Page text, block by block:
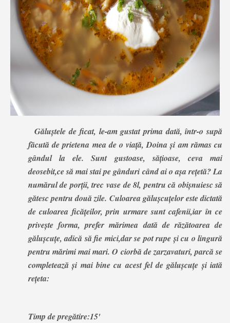
Găluștele de ficat, le-am gustat prima dată, într-o supă
făcută de prietena mea de o viață, Doina și am rămas cu
gândul la ele. Sunt gustoase, sățioase, ceva mai
deosebit,ce să mai stai pe gânduri când ai o așa rețetă? La
numărul de porții, trec vase de 8l, pentru că obișnuiesc să
gătesc pentru două zile. Culoarea gălușcuțelor este dictată
de culoarea ficățeilor, prin urmare sunt cafenii,iar în ce
privește forma, prefer mărimea dată de răzătoarea de
gălușcuțe, adică să fie mici,dar se pot rupe și cu o lingură
pentru mărimi mai mari. O ciorbă de zarzavaturi, parcă se
completează și mai bine cu acest fel de gălușcuțe și iată
rețeta:
Timp de pregătire:15'